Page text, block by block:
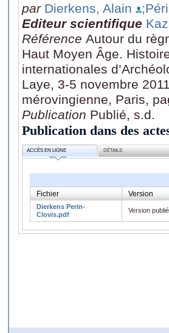
par Dierkens, Alain
Editeur scientifique
Référence Autour du
Haut Moyen Âge.
internationales
Laye, 3-5 novembre
mérovingienne, Paris,
Publication Publié, s.d.
Publication dans des
ACCÈS EN LIGNE DÉTAILS
Fichier Version
Dierkens Perin-
Clovis.pdf
Version